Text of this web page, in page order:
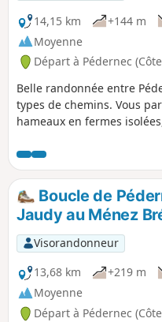
14,15 km
+144 m
Moyenne
Départ à Pédernec
Belle randonnée entre
types de chemins. Vous
hameaux en fermes
Ménez Bré et les champs
aucune difficulté sur le
passages un peu humides,
chemins creux.
Boucle de
Jaudy au Ménez
Visorandonneur
13,68 km
+219 m
Moyenne
Départ à Pédernec